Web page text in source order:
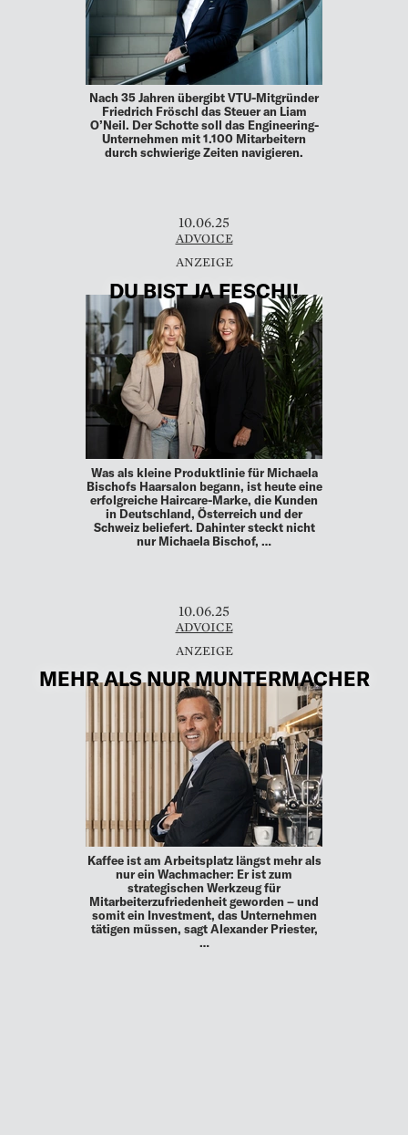
Nach 35 Jahren übergibt VTU-Mitgründer
Friedrich Fröschl das Steuer an Liam
O’Neil. Der Schotte soll das Engineering-
Unternehmen mit 1.100 Mitarbeitern
durch schwierige Zeiten navigieren.
10.06.25
ADVOICE
DU BIST JA FESCHI!
Was als kleine Produktlinie für Michaela
Bischofs Haarsalon begann, ist heute eine
erfolgreiche Haircare-Marke, die Kunden
in Deutschland, Österreich und der
Schweiz beliefert. Dahinter steckt nicht
nur Michaela Bischof, …
10.06.25
ADVOICE
MEHR ALS NUR MUNTERMACHER
Kaffee ist am Arbeitsplatz längst mehr als
nur ein Wachmacher: Er ist zum
strategischen Werkzeug für
Mitarbeiterzufriedenheit geworden – und
somit ein Investment, das Unternehmen
tätigen müssen, sagt Alexander Priester,
…